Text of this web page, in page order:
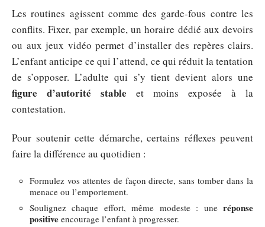
Les routines agissent comme des garde-fous contre les
conflits. Fixer, par exemple, un horaire dédié aux devoirs
ou aux jeux vidéo permet d’installer des repères clairs.
L’enfant anticipe ce qui l’attend, ce qui réduit la tentation
de s’opposer. L’adulte qui s’y tient devient alors une
figure d’autorité stable et moins exposée à la
contestation.
Pour soutenir cette démarche, certains réflexes peuvent
faire la différence au quotidien :
Formulez vos attentes de façon directe, sans tomber dans la
menace ou l’emportement.
Soulignez chaque effort, même modeste : une réponse
positive encourage l’enfant à progresser.